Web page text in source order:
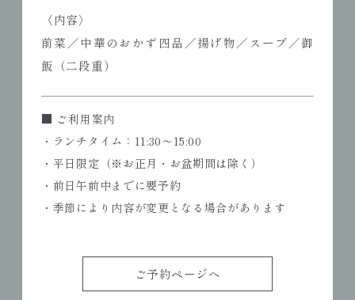
〈内容〉
前菜／中華のおかず四品／揚げ物／スープ／御
飯（二段重）
■ ご利用案内
・ランチタイム：11:30〜15:00
・平日限定（※お正月・お盆期間は除く）
・前日午前中までに要予約
・季節により内容が変更となる場合があります
ご予約ページへ